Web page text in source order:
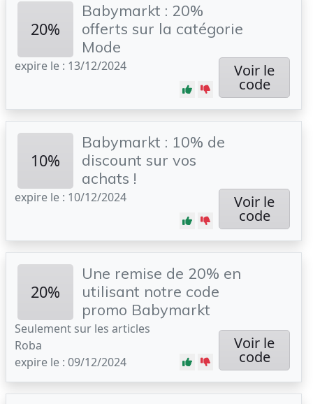
20%
Babymarkt : 20%
offerts sur la catégorie
Mode
expire le : 13/12/2024 Voir le
code
10%
Babymarkt : 10% de
discount sur vos
achats !
expire le : 10/12/2024 Voir le
code
20%
Une remise de 20% en
utilisant notre code
promo Babymarkt
Seulement sur les articles
Roba
expire le : 09/12/2024
Voir le
code